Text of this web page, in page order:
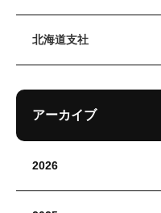
北海道支社
アーカイブ
2026